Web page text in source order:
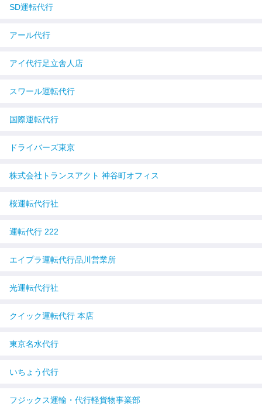
SD運転代行
アール代行
アイ代行足立舎人店
スワール運転代行
国際運転代行
ドライバーズ東京
株式会社トランスアクト 神谷町オフィス
桜運転代行社
運転代行 222
エイプラ運転代行品川営業所
光運転代行社
クイック運転代行 本店
東京名水代行
いちょう代行
フジックス運輸・代行軽貨物事業部